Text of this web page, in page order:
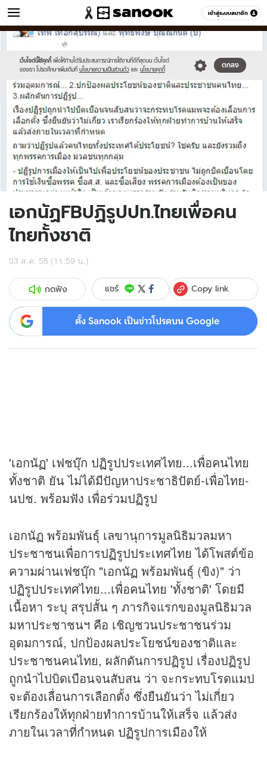
เข้าสู่ระบบสมาชิก
ข่าว หมวดอื่นๆ
เว็บไซต์นี้ใช้คุกกี้ เพื่อให้ท่านได้รับประสบการณ์การใช้งานที่ดีที่สุดบน เว็บไซต์
ของเรา โปรดศึกษาเพิ่มเติมที่ นโยบายความเป็นส่วนตัว และ นโยบายคุกกี้
ตกลง
Sanook
//s.isanook.com/sr/0/images/logo-
sanook.png
600
60
//s.isanook.com/ns/0/ud/368/1840979/636312-
เอกนัฏFBปฏิรูปปท.ไทยเพื่อคน
ไทยทั้งชาติ
03 ส.ค. 58 (11:59 น.)
กดฟัง แชร์ Copy link
ตั้ง Sanook เป็นข่าวโปรดบน Google
'เอกนัฏ' เฟชบุ๊ก ปฏิรูปประเทศไทย...เพื่อคนไทย
ทั้งชาติ ยัน ไม่ได้มีปัญหาประชาธิปัตย์-เพื่อไทย-
นปช. พร้อมฟัง เพื่อร่วมปฏิรูป
เอกนัฏ พร้อมพันธุ์ เลขานุการมูลนิธิมวลมหา
ประชาชนเพื่อการปฏิรูปประเทศไทย ได้โพสต์ข้อ
ความผ่านเฟชบุ๊ก "เอกนัฏ พร้อมพันธุ์ (ขิง)" ว่า
ปฏิรูปประเทศไทย...เพื่อคนไทย 'ทั้งชาติ' โดยมี
เนื้อหา ระบุ สรุปสั้น ๆ ภารกิจแรกของมูลนิธิมวล
มหาประชาชนฯ คือ เชิญชวนประชาชนร่วม
อุดมการณ์, ปกป้องผลประโยชน์ของชาติและ
ประชาชนคนไทย, ผลักดันการปฏิรูป เรื่องปฏิรูป
ถูกนำไปบิดเบือนจนสับสน ว่า จะกระทบโรดแมป
จะต้องเลื่อนการเลือกตั้ง ซึ่งยืนยันว่า ไม่เกี่ยว
เรียกร้องให้ทุกฝ่ายทำการบ้านให้เสร็จ แล้วส่ง
ภายในเวลาที่กำหนด ปฏิรูปการเมืองให้